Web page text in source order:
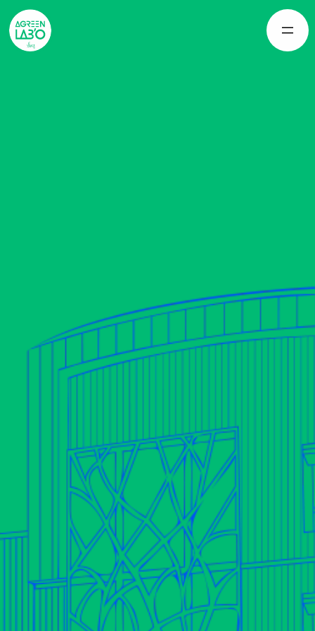
Panneau de gestion des cookies